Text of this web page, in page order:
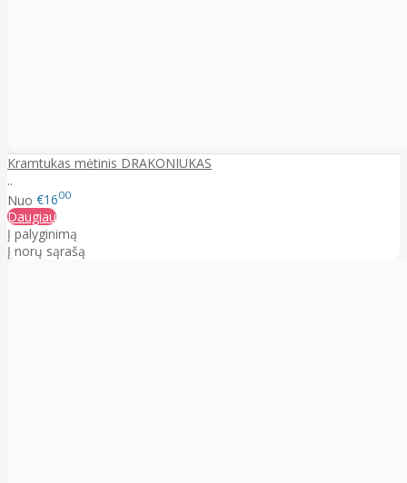
Kramtukas mėtinis DRAKONIUKAS
..
Nuo €1600
Daugiau
Į palyginimą
Į norų sąrašą